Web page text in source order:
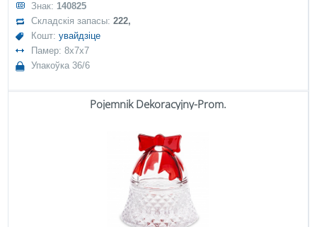
Знак: 140825
Складскія запасы:222,
Кошт:увайдзіце
Памер: 8x7x7
Упакоўка 36/6
Pojemnik Dekoracyjny-Prom.